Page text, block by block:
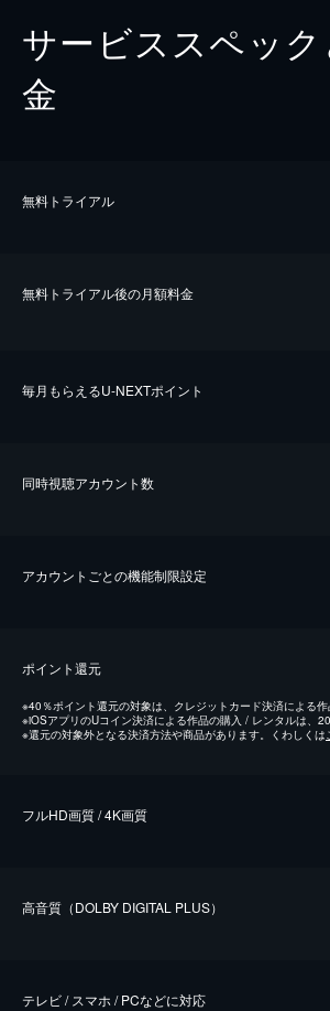
サービススペッ
金
無料トライアル
無料トライアル後の⽉額料金
毎⽉もらえるU-NEXTポイント
同時視聴アカウント数
アカウントごとの機能制限設定
ポイント還元
※40％ポイント還元の対象は、クレジットカード決済による作
※iOSアプリのUコイン決済による作品の購入 / レンタルは、
※還元の対象外となる決済方法や商品があります。くわしくは
フルHD画質 / 4K画質
⾼⾳質（DOLBY DIGITAL PLUS）
テレビ / スマホ / PCなどに対応